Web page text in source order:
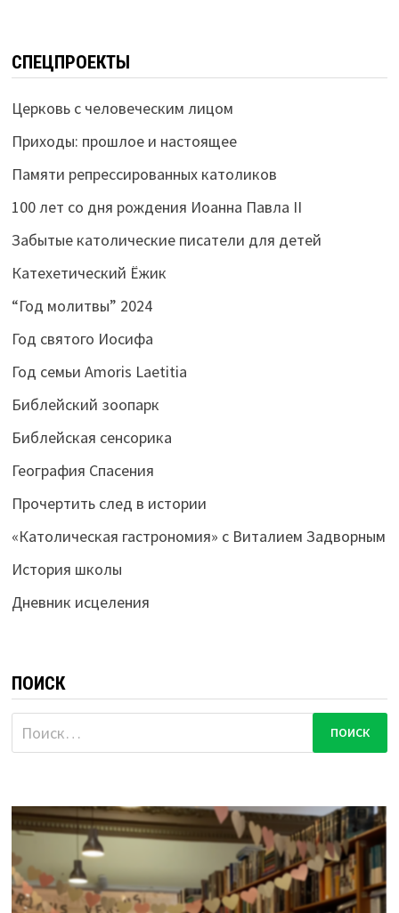
СПЕЦПРОЕКТЫ
Церковь с человеческим лицом
Приходы: прошлое и настоящее
Памяти репрессированных католиков
100 лет со дня рождения Иоанна Павла II
Забытые католические писатели для детей
Катехетический Ёжик
“Год молитвы” 2024
Год святого Иосифа
Год семьи Amoris Laetitia
Библейский зоопарк
Библейская сенсорика
География Спасения
Прочертить след в истории
«Католическая гастрономия» с Виталием Задворным
История школы
Дневник исцеления
ПОИСК
Найти: